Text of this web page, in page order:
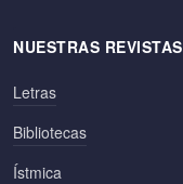
NUESTRAS REVISTAS
Letras
Bibliotecas
Ístmica